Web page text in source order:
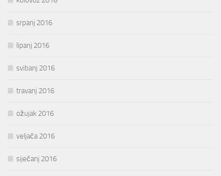
srpanj 2016
lipanj 2016
svibanj 2016
travanj 2016
ožujak 2016
veljača 2016
siječanj 2016